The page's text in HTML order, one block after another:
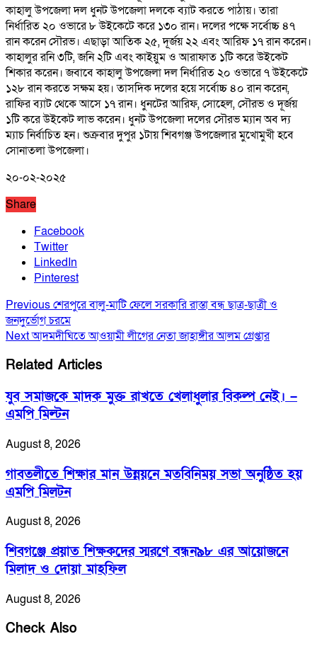
কাহালু উপজেলা দল ধুনট উপজেলা দলকে ব্যাট করতে পাঠায়। তারা
নির্ধারিত ২০ ওভারে ৮ উইকেটে করে ১৩০ রান। দলের পক্ষে সর্বোচ্চ ৪৭
রান করেন সৌরভ। এছাড়া আতিক ২৫, দূর্জয় ২২ এবং আরিফ ১৭ রান করেন।
কাহালুর রনি ৩টি, জনি ২টি এবং কাইয়ুম ও আরাফাত ১টি করে উইকেট
শিকার করেন। জবাবে কাহালু উপজেলা দল নির্ধারিত ২০ ওভারে ৭ উইকেটে
১২৮ রান করতে সক্ষম হয়। তাসদিক দলের হয়ে সর্বোচ্চ ৪০ রান করেন,
রাফির ব্যাট থেকে আসে ১৭ রান। ধুনটের আরিফ, সোহেল, সৌরভ ও দূর্জয়
১টি করে উইকেট লাভ করেন। ধুনট উপজেলা দলের সৌরভ ম্যান অব দ্য
ম্যাচ নির্বাচিত হন। শুক্রবার দুপুর ১টায় শিবগঞ্জ উপজেলার মুখোমুখী হবে
সোনাতলা উপজেলা।
২০-০২-২০২৫
Share
Facebook
Twitter
LinkedIn
Pinterest
Previousশেরপুরে বালু-মাটি ফেলে সরকারি রাস্তা বন্ধ ছাত্র-ছাত্রী ও
জনদুর্ভোগ চরমে
Nextআদমদীঘিতে আওয়ামী লীগের নেতা জাহাঙ্গীর আলম গ্রেপ্তার
Related Articles
যুব সমাজকে মাদক মুক্ত রাখতে খেলাধুলার বিকল্প নেই। –
এমপি মিল্টন
August 8, 2026
‎গাবতলীতে শিক্ষার মান উন্নয়নে ‎মতবিনিময় সভা অনুষ্ঠিত হয়
‎এমপি মিলটন
August 8, 2026
শিবগঞ্জে প্রয়াত শিক্ষকদের স্মরণে বন্ধন৯৮ এর আয়োজনে
মিলাদ ও দোয়া মাহফিল
August 8, 2026
Check Also